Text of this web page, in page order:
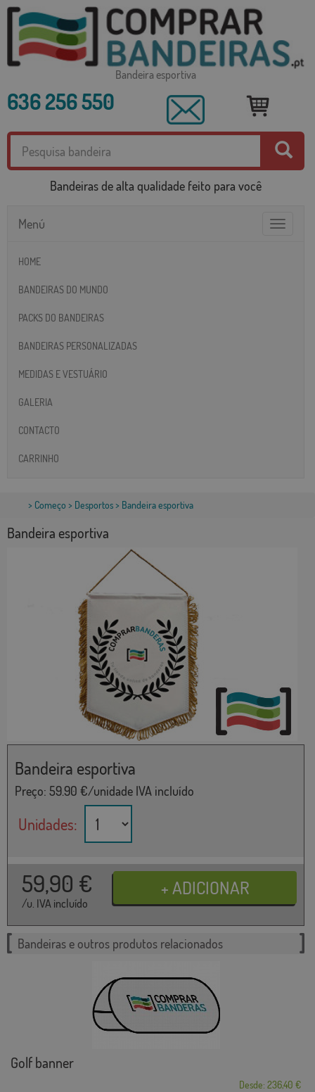
Bandeira esportiva
636 256 550
Bandeiras de alta qualidade feito para você
Toggle
Menú
HOME
BANDEIRAS DO MUNDO
PACKS DO BANDEIRAS
BANDEIRAS PERSONALIZADAS
MEDIDAS E VESTUÁRIO
GALERIA
CONTACTO
CARRINHO
> Começo > Desportos> Bandeira esportiva
Bandeira esportiva
Bandeira esportiva
Preço: 59.90 €/unidade IVA incluído
Unidades:
59,90 €
/u. IVA incluído
Bandeiras e outros produtos relacionados
Golf banner
Desde: 236,40 €